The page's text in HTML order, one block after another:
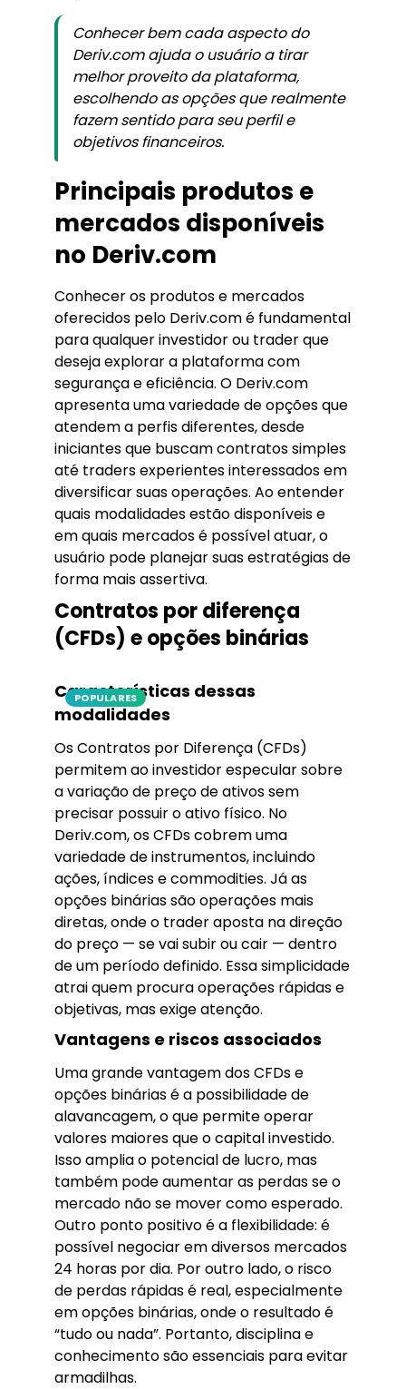
Conhecer bem cada aspecto do
Deriv.com ajuda o usuário a tirar
melhor proveito da plataforma,
escolhendo as opções que realmente
fazem sentido para seu perfil e
objetivos financeiros.
Principais produtos e
mercados disponíveis
no Deriv.com
Conhecer os produtos e mercados
oferecidos pelo Deriv.com é fundamental
para qualquer investidor ou trader que
deseja explorar a plataforma com
segurança e eficiência. O Deriv.com
apresenta uma variedade de opções que
atendem a perfis diferentes, desde
iniciantes que buscam contratos simples
até traders experientes interessados em
diversificar suas operações. Ao entender
quais modalidades estão disponíveis e
em quais mercados é possível atuar, o
usuário pode planejar suas estratégias de
forma mais assertiva.
Contratos por diferença
(CFDs) e opções binárias
POPULARES
Características dessas
modalidades
Os Contratos por Diferença (CFDs)
permitem ao investidor especular sobre
a variação de preço de ativos sem
precisar possuir o ativo físico. No
Deriv.com, os CFDs cobrem uma
variedade de instrumentos, incluindo
ações, índices e commodities. Já as
opções binárias são operações mais
diretas, onde o trader aposta na direção
do preço — se vai subir ou cair — dentro
de um período definido. Essa simplicidade
atrai quem procura operações rápidas e
objetivas, mas exige atenção.
Vantagens e riscos associados
Uma grande vantagem dos CFDs e
opções binárias é a possibilidade de
alavancagem, o que permite operar
valores maiores que o capital investido.
Isso amplia o potencial de lucro, mas
também pode aumentar as perdas se o
mercado não se mover como esperado.
Outro ponto positivo é a flexibilidade: é
possível negociar em diversos mercados
24 horas por dia. Por outro lado, o risco
de perdas rápidas é real, especialmente
em opções binárias, onde o resultado é
“tudo ou nada”. Portanto, disciplina e
conhecimento são essenciais para evitar
armadilhas.